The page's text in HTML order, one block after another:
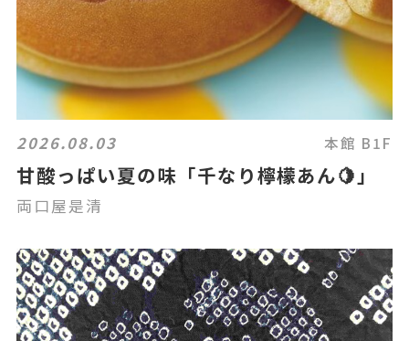
2026.08.03 本館 B1F
甘酸っぱい夏の味「千なり檸檬あん🍋」
両口屋是清